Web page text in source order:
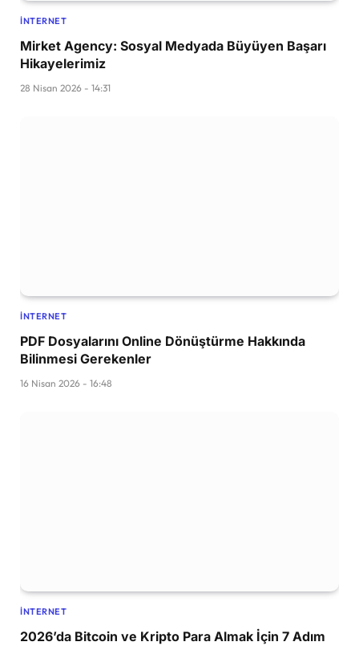
İNTERNET
Mirket Agency: Sosyal Medyada Büyüyen Başarı
Hikayelerimiz
28 Nisan 2026 - 14:31
İNTERNET
PDF Dosyalarını Online Dönüştürme Hakkında
Bilinmesi Gerekenler
16 Nisan 2026 - 16:48
İNTERNET
2026’da Bitcoin ve Kripto Para Almak İçin 7 Adım